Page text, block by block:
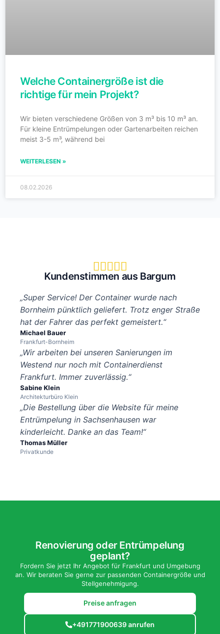
Welche Containergröße ist die
richtige für mein Projekt?
Wir bieten verschiedene Größen von 3 m³ bis 10 m³ an.
Für kleine Entrümpelungen oder Gartenarbeiten reichen
meist 3-5 m³, während bei
WEITERLESEN »
08.02.2026
    
Kundenstimmen aus Bargum
„Super Service! Der Container wurde nach
Bornheim pünktlich geliefert. Trotz enger Straße
hat der Fahrer das perfekt gemeistert.“
Michael Bauer
Frankfurt-Bornheim
„Wir arbeiten bei unseren Sanierungen im
Westend nur noch mit Containerdienst
Frankfurt. Immer zuverlässig.“
Sabine Klein
Architekturbüro Klein
„Die Bestellung über die Website für meine
Entrümpelung in Sachsenhausen war
kinderleicht. Danke an das Team!“
Thomas Müller
Privatkunde
Renovierung oder Entrümpelung
geplant?
Fordern Sie jetzt Ihr Angebot für Frankfurt und Umgebung
an. Wir beraten Sie gerne zur passenden Containergröße und
Stellgenehmigung.
Preise anfragen
+491771900639 anrufen